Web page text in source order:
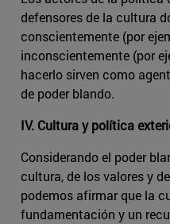
defensores de la cultura
conscientemente (por
inconscientemente (por
hacerlo sirven como
de poder blando.
IV. Cultura y política
Considerando el poder
cultura, de los valores y
podemos afirmar que la
fundamentación y un